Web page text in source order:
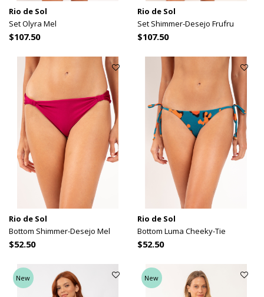
Rio de Sol
Set Olyra Mel
$107.50
Rio de Sol
Set Shimmer-Desejo Frufru
$107.50
Rio de Sol
Bottom Shimmer-Desejo Mel
$52.50
Rio de Sol
Bottom Luma Cheeky-Tie
$52.50
New New